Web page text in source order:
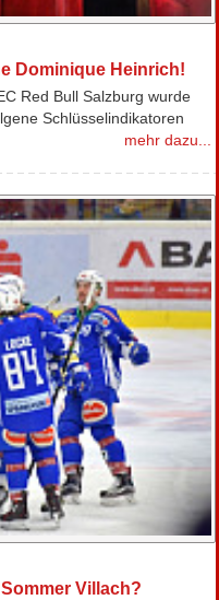
Dominique Heinrich!
Red Bull Salzburg wurde
Schlüsselindikatoren
mehr dazu...
Villach?